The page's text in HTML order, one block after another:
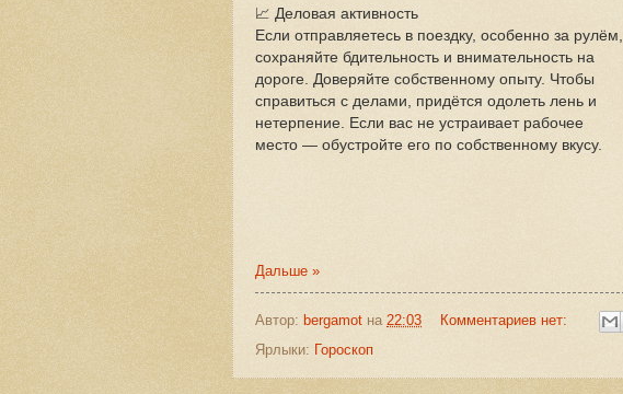
📈 Деловая активность
Если отправляетесь в поездку, особенно за рулём,
сохраняйте бдительность и внимательность на
дороге. Доверяйте собственному опыту. Чтобы
справиться с делами, придётся одолеть лень и
нетерпение. Если вас не устраивает рабочее
место — обустройте его по собственному вкусу.
Дальше »
Автор: bergamot на 22:03
Комментариев нет:
Ярлыки: Гороскоп